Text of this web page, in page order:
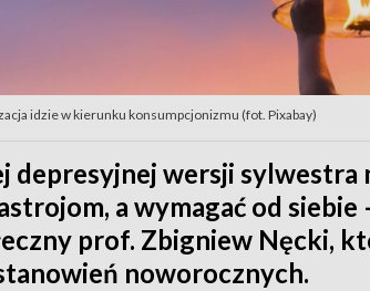
idzie w kierunku konsumpcjonizmu (fot. Pixabay)
depresyjnej wersji sylwestra
a wymagać od siebie
prof. Zbigniew Nęcki,
noworocznych.